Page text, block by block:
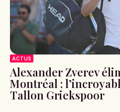
ACTUS
Alexander Zverev
Montréal :
Tallon Griekspoor